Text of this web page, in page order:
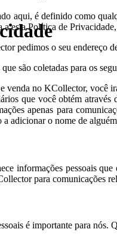
aqui, é definido como
a esta Política de
pedimos o seu endereço
são coletadas para os
venda no KCollector, você
que você obtém
apenas para
a adicionar o nome de
informações pessoais
para comunicações
é importante para